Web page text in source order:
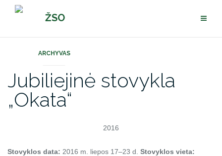
Pereiti
ŽSO
ARCHYVAS
Jubiliejinė stovykla
„Okata“
2016
Stovyklos data: 2016 m. liepos 17–23 d. Stovyklos vieta: